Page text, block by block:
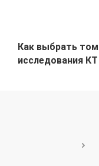
Как выбрать
исследования